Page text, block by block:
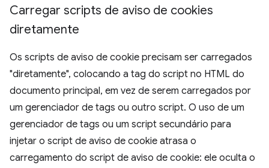
Carregar scripts de aviso de cookies
diretamente
Os scripts de aviso de cookie precisam ser carregados
"diretamente", colocando a tag do script no HTML do
documento principal, em vez de serem carregados por
um gerenciador de tags ou outro script. O uso de um
gerenciador de tags ou um script secundário para
injetar o script de aviso de cookie atrasa o
carregamento do script de aviso de cookie: ele oculta o